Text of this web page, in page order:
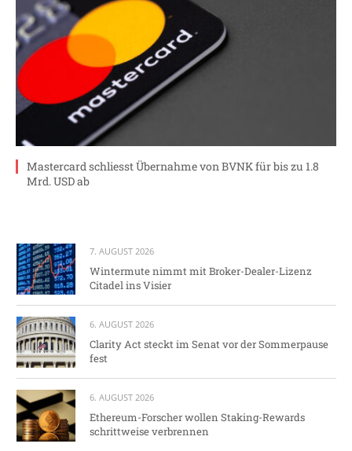
Mastercard schliesst Übernahme von BVNK für bis zu 1.8
Mrd. USD ab
7. AUGUST 2026
Wintermute nimmt mit Broker-Dealer-Lizenz
Citadel ins Visier
6. AUGUST 2026
Clarity Act steckt im Senat vor der Sommerpause
fest
6. AUGUST 2026
Ethereum-Forscher wollen Staking-Rewards
schrittweise verbrennen